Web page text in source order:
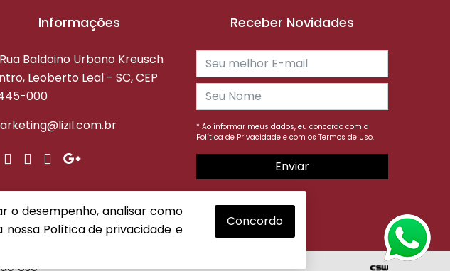
o desempenho, analisar como
nossa Política de privacidade e
Concordo
Informações
Rua Baldoino Urbano Kreusch
Leoberto Leal - SC, CEP
000
Receber Novidades
* Ao informar meus dados, eu concordo com a
Política de Privacidade e com os Termos de Uso.
Enviar
Uso